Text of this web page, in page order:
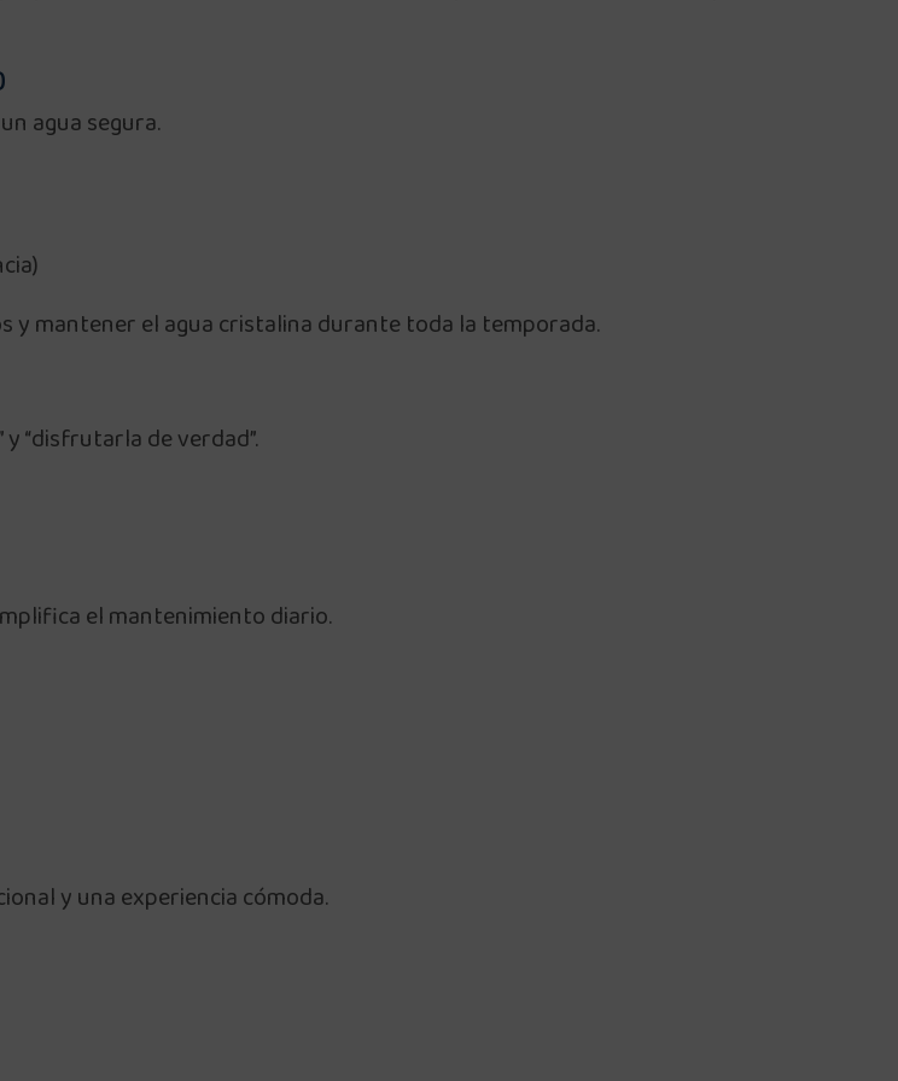
agua segura.
mantener el agua cristalina durante toda la temporada.
“disfrutarla de verdad”.
el mantenimiento diario.
y una experiencia cómoda.